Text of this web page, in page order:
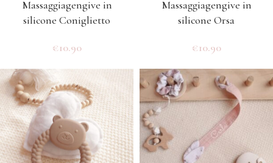
Massaggiagengive in
silicone Coniglietto
€10.90
Massaggiagengive in
silicone Orsa
€10.90